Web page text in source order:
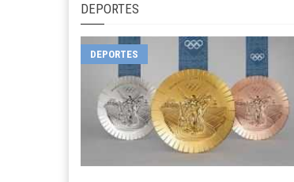
DEPORTES
DEPORTES